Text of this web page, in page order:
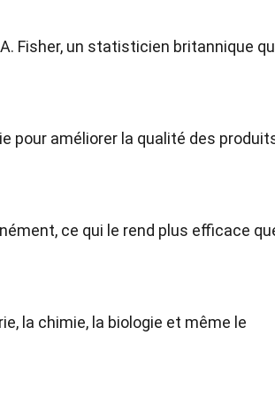
Fisher, un statisticien britannique
pour améliorer la qualité des
ce qui le rend plus efficace
la chimie, la biologie et même le